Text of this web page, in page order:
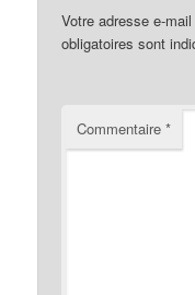
Votre adresse e-
obligatoires sont
Commentaire*